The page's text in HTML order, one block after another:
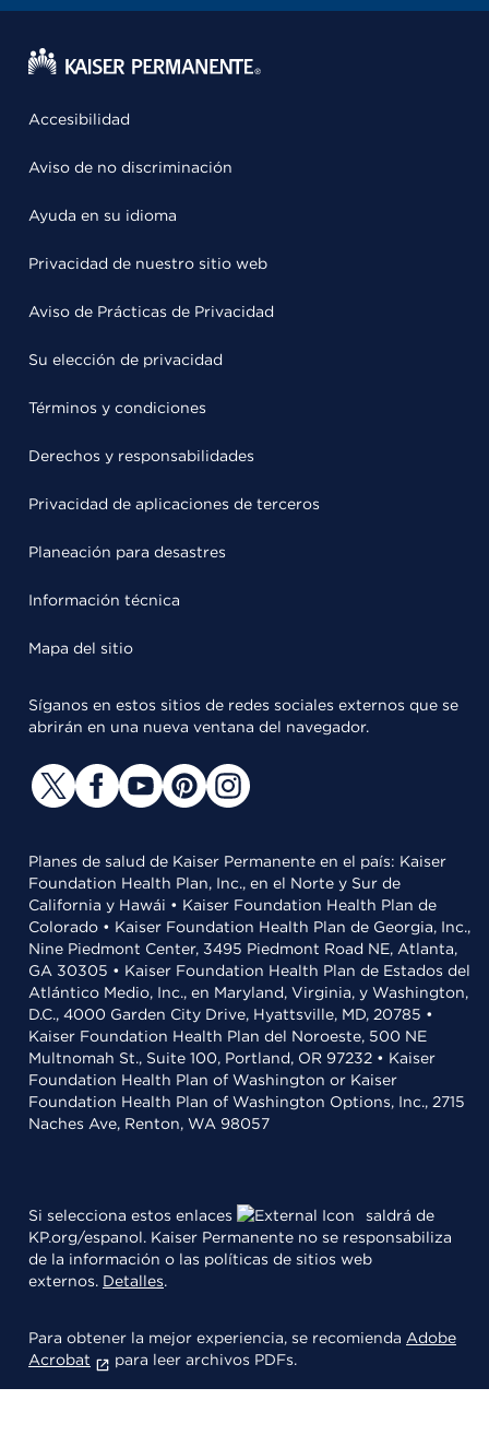
Accesibilidad
Aviso de no discriminación
Ayuda en su idioma
Privacidad de nuestro sitio web
Aviso de Prácticas de Privacidad
Su elección de privacidad
Términos y condiciones
Derechos y responsabilidades
Privacidad de aplicaciones de terceros
Planeación para desastres
Información técnica
Mapa del sitio
Síganos en estos sitios de redes sociales externos que se
abrirán en una nueva ventana del navegador.
Planes de salud de Kaiser Permanente en el país: Kaiser
Foundation Health Plan, Inc., en el Norte y Sur de
California y Hawái • Kaiser Foundation Health Plan de
Colorado • Kaiser Foundation Health Plan de Georgia, Inc.,
Nine Piedmont Center, 3495 Piedmont Road NE, Atlanta,
GA 30305 • Kaiser Foundation Health Plan de Estados del
Atlántico Medio, Inc., en Maryland, Virginia, y Washington,
D.C., 4000 Garden City Drive, Hyattsville, MD, 20785 •
Kaiser Foundation Health Plan del Noroeste, 500 NE
Multnomah St., Suite 100, Portland, OR 97232 • Kaiser
Foundation Health Plan of Washington or Kaiser
Foundation Health Plan of Washington Options, Inc., 2715
Naches Ave, Renton, WA 98057
Si selecciona estos enlaces
saldrá de
KP.org/espanol. Kaiser Permanente no se responsabiliza
de la información o las políticas de sitios web
externos. Detalles.
Para obtener la mejor experiencia, se recomienda Adobe
Acrobat
para leer archivos PDFs.